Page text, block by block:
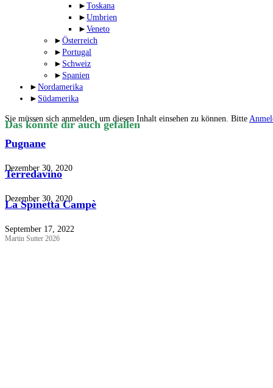
► Toskana
► Umbrien
► Veneto
► Österreich
► Portugal
► Schweiz
► Spanien
► Nordamerika
► Südamerika
Sie müssen sich anmelden, um diesen Inhalt einsehen zu können. Bitte
Das könnte dir auch gefallen
Pugnane
Dezember 30, 2020
Terredavino
Dezember 30, 2020
La Spinetta Campè
September 17, 2022
Martin Sutter 2026